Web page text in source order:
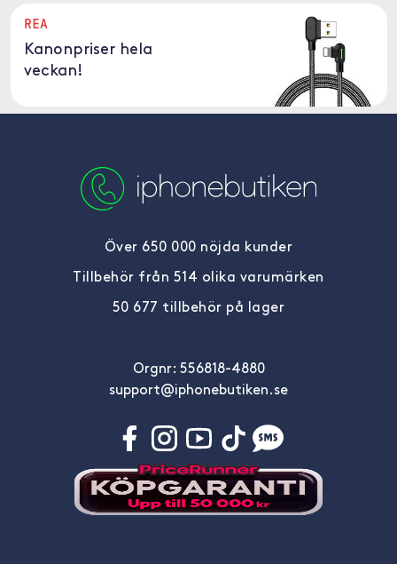
REA
Kanonpriser hela
veckan!
Över 650 000 nöjda kunder
Tillbehör från 514 olika varumärken
50 677 tillbehör på lager
Orgnr: 556818-4880
support@iphonebutiken.se